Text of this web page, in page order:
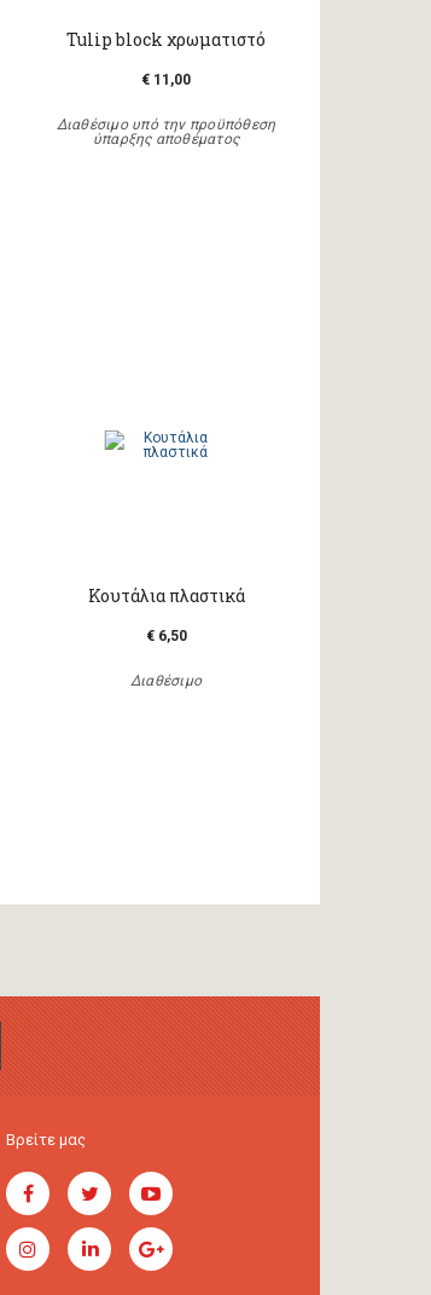
Tulip block χρωματιστό
€ 11,00
Διαθέσιμο υπό την προϋπόθεση
ύπαρξης αποθέματος
Κουτάλια πλαστικά
€ 6,50
Διαθέσιμο
Βρείτε μας